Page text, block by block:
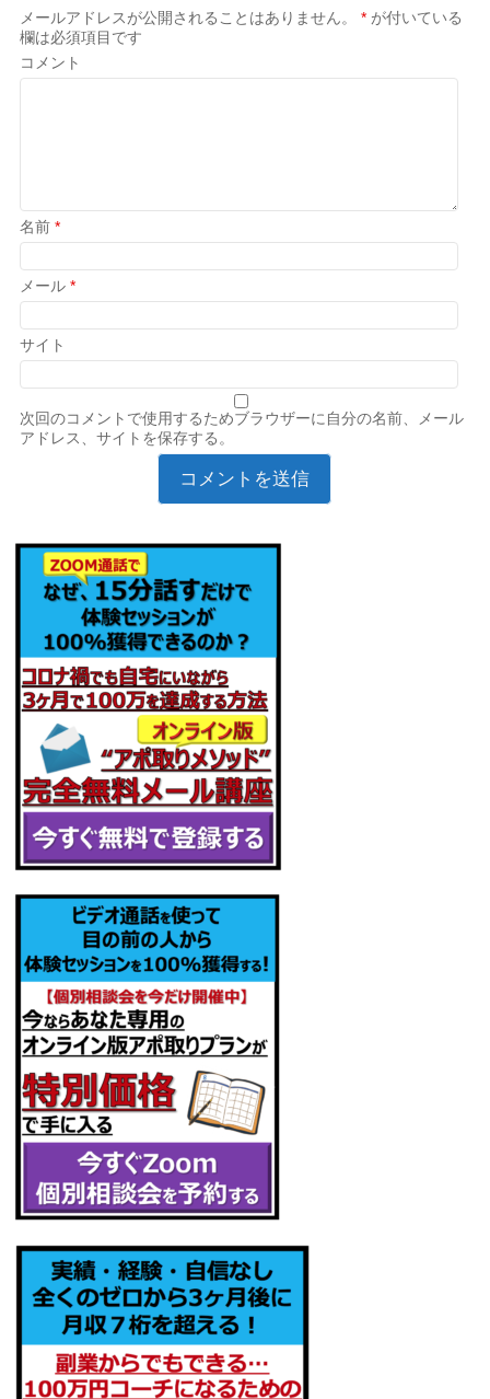
メールアドレスが公開されることはありません。 * が付いている
欄は必須項目です
コメント
名前*
メール*
サイト
次回のコメントで使用するためブラウザーに自分の名前、メール
アドレス、サイトを保存する。